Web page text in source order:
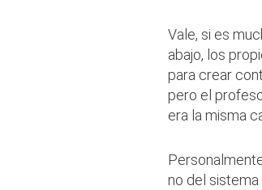
Vale, si es
abajo, los
para crear
pero el
era la misma
no del